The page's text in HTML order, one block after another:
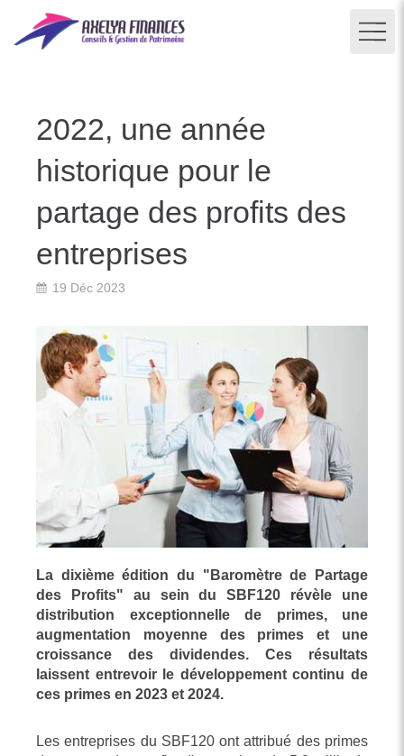
2022, une année
historique pour le
partage des profits des
entreprises
19 Déc 2023
La dixième édition du "Baromètre de Partage
des Profits" au sein du SBF120 révèle une
distribution exceptionnelle de primes, une
augmentation moyenne des primes et une
croissance des dividendes. Ces résultats
laissent entrevoir le développement continu de
ces primes en 2023 et 2024.
Les entreprises du SBF120 ont attribué des primes